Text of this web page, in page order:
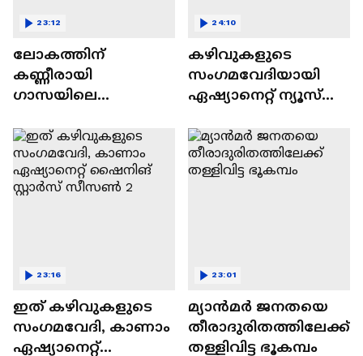
ലോകത്തിന്
കണ്ണീരായി
ഗാസയിലെ
കുഞ്ഞുങ്ങൾ
23:12
കഴിവുകളുടെ
സംഗമവേദിയായി
ഏഷ്യാനെറ്റ് ന്യൂസ്
സീസൺ 2
24:10
ഇത് കഴിവുകളുടെ
സംഗമവേദി, കാണാം
ഏഷ്യാനെറ്റ്
23:16
മ്യാൻമർ ജനതയെ
തീരാദുരിതത്തിലേക്ക്
തള്ളിവിട്ട ഭൂകമ്പം
23:01